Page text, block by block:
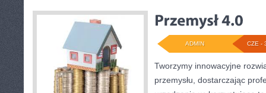
CZE -
ADMIN
Tworzymy innowacyjne
przemysłu, dostarczając